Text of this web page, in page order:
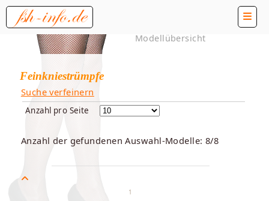
Modellübersicht
Feinkniestrümpfe
Suche verfeinern
Anzahl pro Seite
Anzahl der gefundenen Auswahl-Modelle: 8/8
1